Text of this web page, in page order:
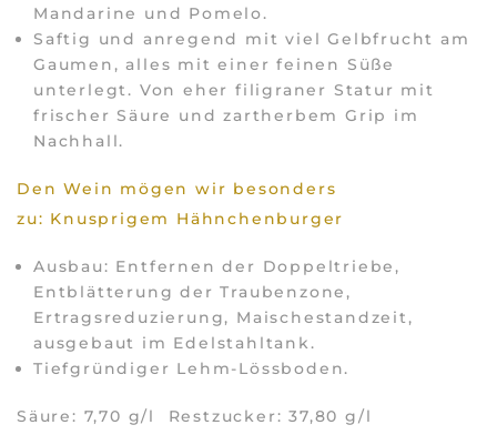
Mandarine und Pomelo.
Saftig und anregend mit viel Gelbfrucht am
Gaumen, alles mit einer feinen Süße
unterlegt. Von eher filigraner Statur mit
frischer Säure und zartherbem Grip im
Nachhall.
Den Wein mögen wir besonders
zu: Knusprigem Hähnchenburger
Ausbau: Entfernen der Doppeltriebe,
Entblätterung der Traubenzone,
Ertragsreduzierung, Maischestandzeit,
ausgebaut im Edelstahltank.
Tiefgründiger Lehm-Lössboden.
Säure: 7,70 g/l Restzucker: 37,80 g/l